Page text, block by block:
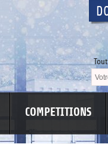
COMPETITIONS